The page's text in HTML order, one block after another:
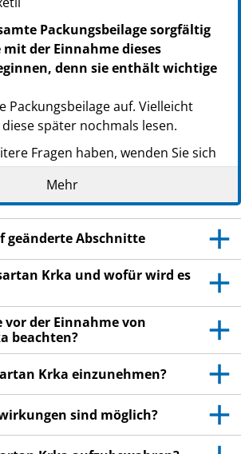
Packungsbeilage sorgfältig
mit der Einnahme dieses
denn sie enthält wichtige
Packungsbeilage auf. Vielleicht
später nochmals lesen.
Fragen haben, wenden Sie sich
oder Apotheker.
wurde Ihnen persönlich
Geben Sie es nicht an Dritte weiter.
Menschen schaden, auch wenn
Beschwerden haben wie Sie.
bemerken, wenden Sie
Arzt oder Apotheker. Dies gilt auch
die nicht in dieser
angegeben sind. Siehe Abschnitt
Mehr
geänderte Abschnitte
Krka und wofür wird es
vor der Einnahme von
beachten?
Krka einzunehmen?
sind möglich?